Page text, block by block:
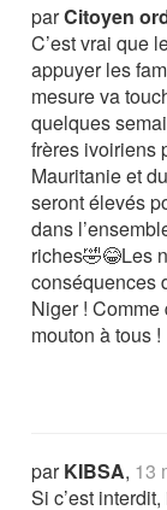
parCitoyen
C’est vrai que
appuyer les
mesure va
quelques
frères ivoiriens
Mauritanie et
seront élevés
dans
riches🤣😂Les
conséquences
Niger ! Comme
mouton à tous !
parKIBSA, 13
Si c’est